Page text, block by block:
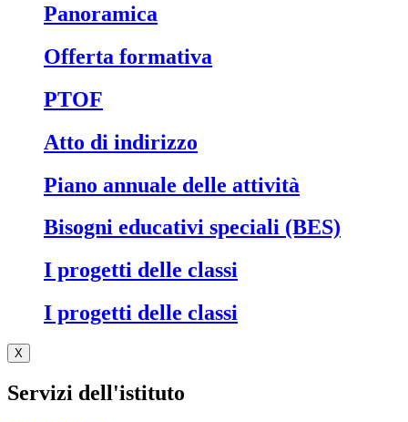
Panoramica
Offerta formativa
PTOF
Atto di indirizzo
Piano annuale delle attività
Bisogni educativi speciali (BES)
I progetti delle classi
I progetti delle classi
X
Servizi dell'istituto